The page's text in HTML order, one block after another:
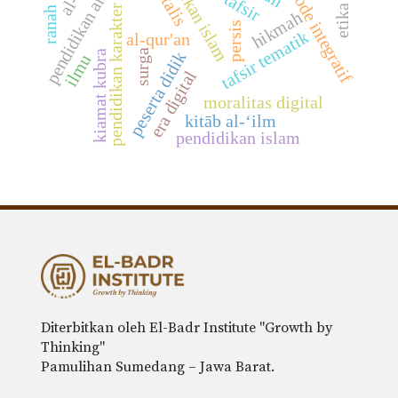
surga
al-qur'an tafsir tematikmetode integratif
pendidikan karakter era digitalmoralitas digital
pendidikan anak persis
kiamat kubra
ilmu
kitāb al-‘ilm
pendidikan islam
peserta didik
tafsir
hikmah
Diterbitkan oleh El-Badr Institute "Growth by
Thinking"
Pamulihan Sumedang – Jawa Barat.